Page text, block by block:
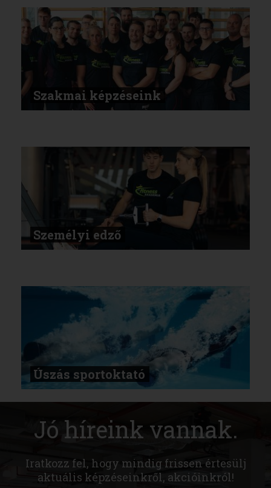
Szakmai képzéseink
Személyi edző
Úszás sportoktató
Jó híreink vannak.
Iratkozz fel, hogy mindig frissen értesülj
aktuális képzéseinkről, akcióinkról!